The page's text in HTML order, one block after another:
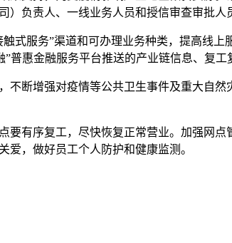
负责人、一线业务人员和授信审查审批
服务”渠道和可办理业务种类，提高线上
普惠金融服务平台推送的产业链信息、复
断增强对疫情等公共卫生事件及重大自然
有序复工，尽快恢复正常营业。加强网点
，做好员工个人防护和健康监测。